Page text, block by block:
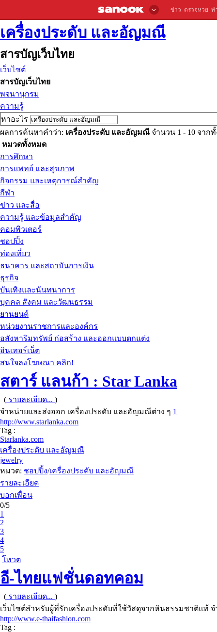
ข่าว ตรวจหวย ท
เครื่องประดับ และอัญมณี
สารบัญเว็บไทย
เว็บไซต์
สารบัญเว็บไทย
พจนานุกรม
ความรู้
หาอะไร
ผลการค้นหาคำว่า: เครื่องประดับ และอัญมณี จำนวน 1 - 10 จาก
หมวดทั้งหมด
การศึกษา
การแพทย์ และสุขภาพ
กิจกรรม และเหตุการณ์สำคัญ
กีฬา
ข่าว และสื่อ
ความรู้ และข้อมูลสำคัญ
คอมพิวเตอร์
ชอปปิ้ง
ท่องเที่ยว
ธนาคาร และสถาบันการเงิน
ธุรกิจ
บันเทิงและนันทนาการ
บุคคล สังคม และวัฒนธรรม
ยานยนต์
หน่วยงานราชการและองค์กร
อสังหาริมทรัพย์ ก่อสร้าง และออกแบบตกแต่ง
อินเทอร์เน็ต
สนใจลงโฆษณา คลิก!
สตาร์ แลนก้า : Star Lanka
( รายละเอียด... )
จำหน่ายและส่งออก เครื่องประดับ และอัญมณีต่าง ๆ 1
http://www.starlanka.com
Tag :
Starlanka.com
เครื่องประดับ และอัญมณี
jewelry
หมวด: ชอปปิ้ง/เครื่องประดับ และอัญมณี
รายละเอียด
บอกเพื่อน
0/5
1
2
3
4
5
โหวต
อี-ไทยแฟชั่นดอทคอม
( รายละเอียด... )
เว็บไซต์สำหรับผู้ที่รักเครื่องประดับที่ใช้วัสดุจากหินธรรมชาติแท้
http://www.e-thaifashion.com
Tag :